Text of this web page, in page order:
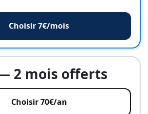
Choisir 7€/mois
2 mois offerts
Choisir 70€/an